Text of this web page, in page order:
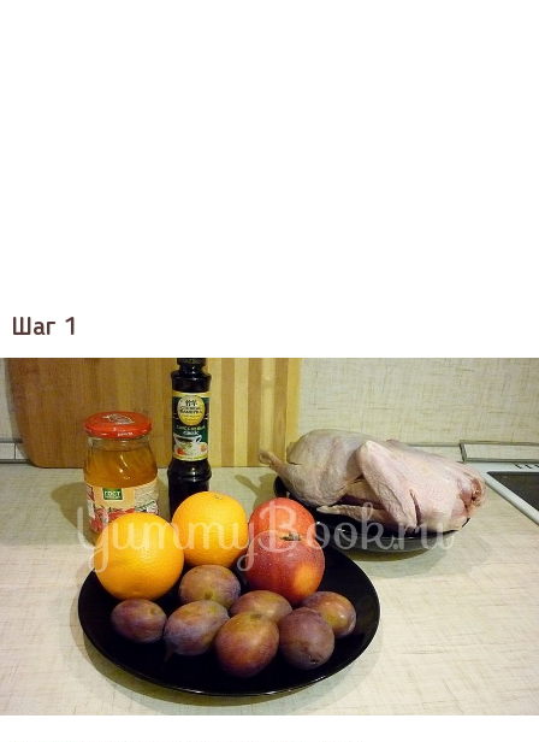
Шаг 1